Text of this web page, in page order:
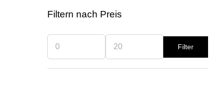
Filtern nach Preis
Preis
Preis
Filter